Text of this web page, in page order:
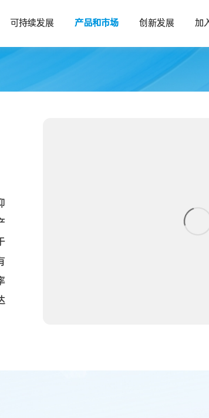
可持续发展 产品和市场 创新发展 加